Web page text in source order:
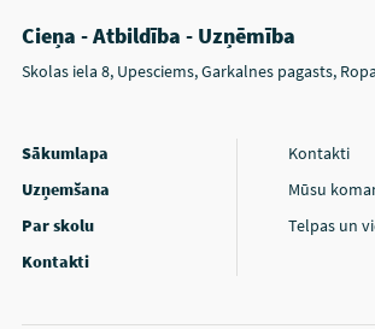
Cieņa - Atbildība - Uzņēmība
Skolas iela 8, Upesciems, Garkalnes pagasts,
Sākumlapa
Uzņemšana
Par skolu
Kontakti
Kontakti
Mūsu
Telpas un